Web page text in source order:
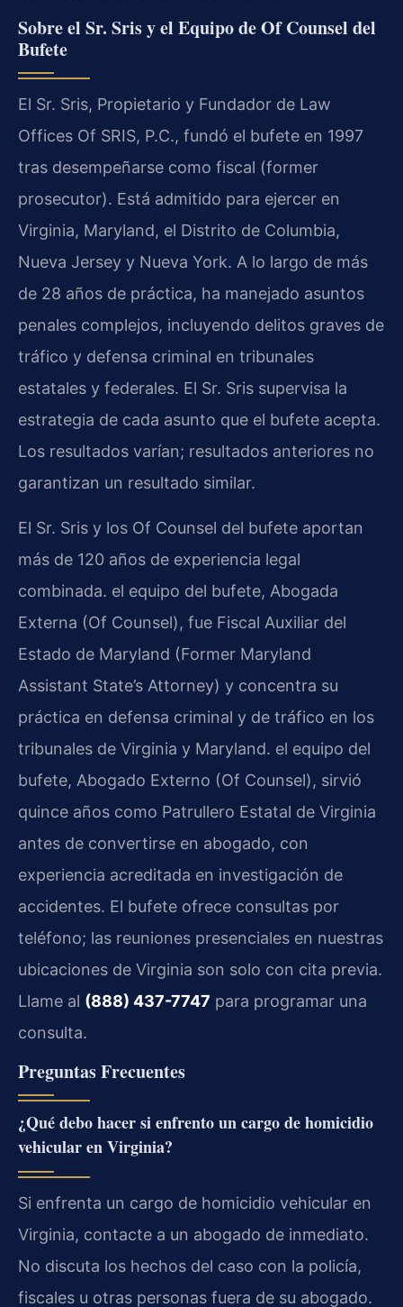
Sobre el Sr. Sris y el Equipo de Of Counsel del
Bufete
El Sr. Sris, Propietario y Fundador de Law
Offices Of SRIS, P.C., fundó el bufete en 1997
tras desempeñarse como fiscal (former
prosecutor). Está admitido para ejercer en
Virginia, Maryland, el Distrito de Columbia,
Nueva Jersey y Nueva York. A lo largo de más
de 28 años de práctica, ha manejado asuntos
penales complejos, incluyendo delitos graves de
tráfico y defensa criminal en tribunales
estatales y federales. El Sr. Sris supervisa la
estrategia de cada asunto que el bufete acepta.
Los resultados varían; resultados anteriores no
garantizan un resultado similar.
El Sr. Sris y los Of Counsel del bufete aportan
más de 120 años de experiencia legal
combinada. el equipo del bufete, Abogada
Externa (Of Counsel), fue Fiscal Auxiliar del
Estado de Maryland (Former Maryland
Assistant State’s Attorney) y concentra su
práctica en defensa criminal y de tráfico en los
tribunales de Virginia y Maryland. el equipo del
bufete, Abogado Externo (Of Counsel), sirvió
quince años como Patrullero Estatal de Virginia
antes de convertirse en abogado, con
experiencia acreditada en investigación de
accidentes. El bufete ofrece consultas por
teléfono; las reuniones presenciales en nuestras
ubicaciones de Virginia son solo con cita previa.
Llame al (888) 437-7747 para programar una
consulta.
Preguntas Frecuentes
¿Qué debo hacer si enfrento un cargo de homicidio
vehicular en Virginia?
Si enfrenta un cargo de homicidio vehicular en
Virginia, contacte a un abogado de inmediato.
No discuta los hechos del caso con la policía,
fiscales u otras personas fuera de su abogado.